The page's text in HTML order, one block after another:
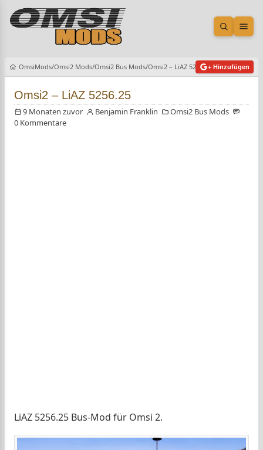
Suche
OmsiMods Omsi2 Mods Omsi2 Bus Mods Omsi2 – LiAZ 5256.25+ Hinzufügen
Omsi2 – LiAZ 5256.25
9 Monaten zuvor Benjamin Franklin
Omsi2 Bus Mods
0 Kommentare
LiAZ 5256.25 Bus-Mod für Omsi 2.